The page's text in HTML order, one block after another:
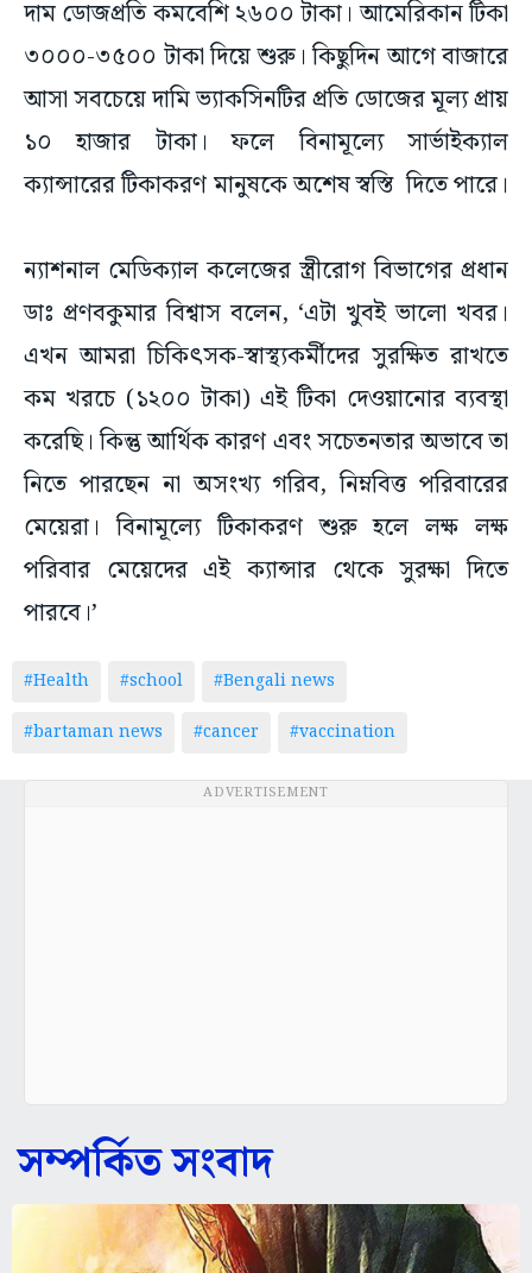
দাম ডোজপ্রতি কমবেশি ২৬০০ টাকা। আমেরিকান টিকা
৩০০০-৩৫০০ টাকা দিয়ে শুরু। কিছুদিন আগে বাজারে
আসা সবচেয়ে দামি ভ্যাকসিনটির প্রতি ডোজের মূল্য প্রায়
১০ হাজার টাকা। ফলে বিনামূল্যে সার্ভাইক্যাল
ক্যান্সারের টিকাকরণ মানুষকে অশেষ স্বস্তি দিতে পারে।
ন্যাশনাল মেডিক্যাল কলেজের স্ত্রীরোগ বিভাগের প্রধান
ডাঃ প্রণবকুমার বিশ্বাস বলেন, ‘এটা খুবই ভালো খবর।
এখন আমরা চিকিৎসক-স্বাস্থ্যকর্মীদের সুরক্ষিত রাখতে
কম খরচে (১২০০ টাকা) এই টিকা দেওয়ানোর ব্যবস্থা
করেছি। কিন্তু আর্থিক কারণ এবং সচেতনতার অভাবে তা
নিতে পারছেন না অসংখ্য গরিব, নিম্নবিত্ত পরিবারের
মেয়েরা। বিনামূল্যে টিকাকরণ শুরু হলে লক্ষ লক্ষ
পরিবার মেয়েদের এই ক্যান্সার থেকে সুরক্ষা দিতে
পারবে।’
#Health #school
#Bengali news
#bartaman news
#cancer #vaccination
ADVERTISEMENT
সম্পর্কিত সংবাদ